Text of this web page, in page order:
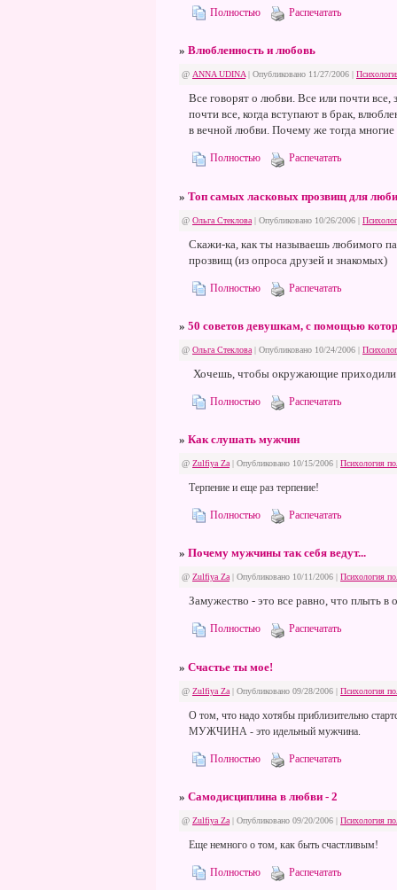
Полностью Распечатать
» Влюбленность и любовь
@ ANNA UDINA| Опубликовано 11/27/2006 |
Все говорят о любви. Все или почти все,
почти все, когда вступают в брак,
в вечной любви. Почему же тогда многие
Полностью Распечатать
» Топ самых ласковых прозвищ для
@ Ольга Стеклова | Опубликовано 10/26/2006 |
Скажи-ка, как ты называешь любимого
прозвищ (из опроса друзей и знакомых)
Полностью Распечатать
» 50 советов девушкам, с помощью
@ Ольга Стеклова | Опубликовано 10/24/2006 |
Хочешь, чтобы окружающие приходили
Полностью Распечатать
» Как слушать мужчин
@ Zulfiya Za | Опубликовано 10/15/2006 | Психология
Терпение и еще раз терпение!
Полностью Распечатать
» Почему мужчины так себя ведут...
@ Zulfiya Za| Опубликовано 10/11/2006 | Психология
Замужество - это все равно, что плыть в
Полностью Распечатать
» Счастье ты мое!
@ Zulfiya Za | Опубликовано 09/28/2006 | Психология
О том, что надо хотябы приблизительно
МУЖЧИНА - это идельный мужчина.
Полностью Распечатать
» Самодисциплина в любви - 2
@ Zulfiya Za | Опубликовано 09/20/2006 | Психология
Еще немного о том, как быть счастливым!
Полностью Распечатать